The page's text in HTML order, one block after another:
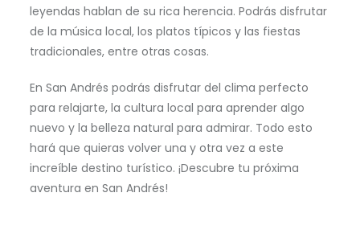
leyendas hablan de su rica herencia. Podrás disfrutar
de la música local, los platos típicos y las fiestas
tradicionales, entre otras cosas.
En San Andrés podrás disfrutar del clima perfecto
para relajarte, la cultura local para aprender algo
nuevo y la belleza natural para admirar. Todo esto
hará que quieras volver una y otra vez a este
increíble destino turístico. ¡Descubre tu próxima
aventura en San Andrés!